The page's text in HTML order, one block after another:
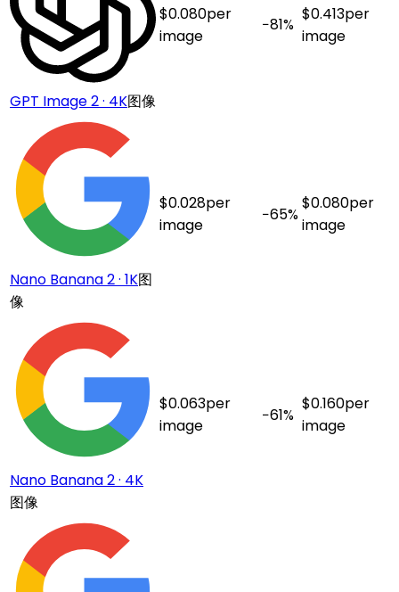
GPT Image 2 · 4K图像
$0.080per
image
−81%
$0.413per
image
Nano Banana 2 · 1K图
像
$0.028per
image
−65%
$0.080per
image
Nano Banana 2 · 4K
图像
$0.063per
image
−61%
$0.160per
image